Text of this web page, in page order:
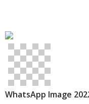
WhatsApp Image